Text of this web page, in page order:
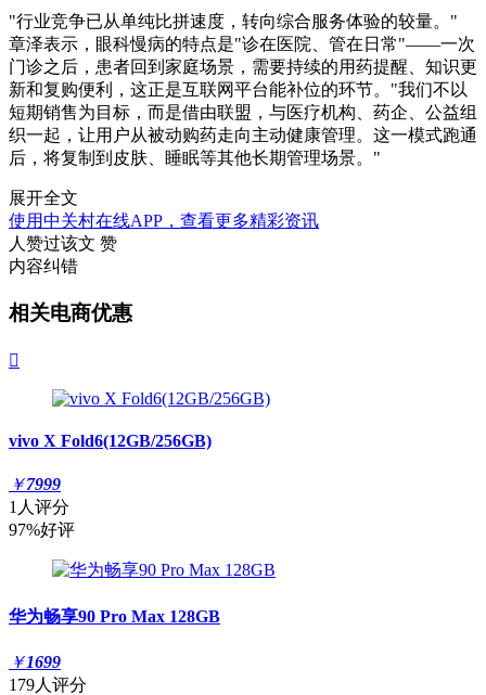
"行业竞争已从单纯比拼速度，转向综合服务体验的较量。"
章泽表示，眼科慢病的特点是"诊在医院、管在日常"——一次
门诊之后，患者回到家庭场景，需要持续的用药提醒、知识更
新和复购便利，这正是互联网平台能补位的环节。"我们不以
短期销售为目标，而是借由联盟，与医疗机构、药企、公益组
织一起，让用户从被动购药走向主动健康管理。这一模式跑通
后，将复制到皮肤、睡眠等其他长期管理场景。"
展开全文
使用中关村在线APP，查看更多精彩资讯
人赞过该文 赞
内容纠错
相关电商优惠

vivo X Fold6(12GB/256GB)
￥7999
1人评分
97%好评
华为畅享90 Pro Max 128GB
￥1699
179人评分